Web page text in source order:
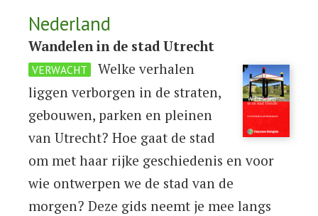
Nederland
Wandelen in de stad Utrecht
VERWACHT
Welke verhalen
liggen verborgen in de straten,
gebouwen, parken en pleinen
van Utrecht? Hoe gaat de stad
om met haar rijke geschiedenis en voor
wie ontwerpen we de stad van de
morgen? Deze gids neemt je mee langs